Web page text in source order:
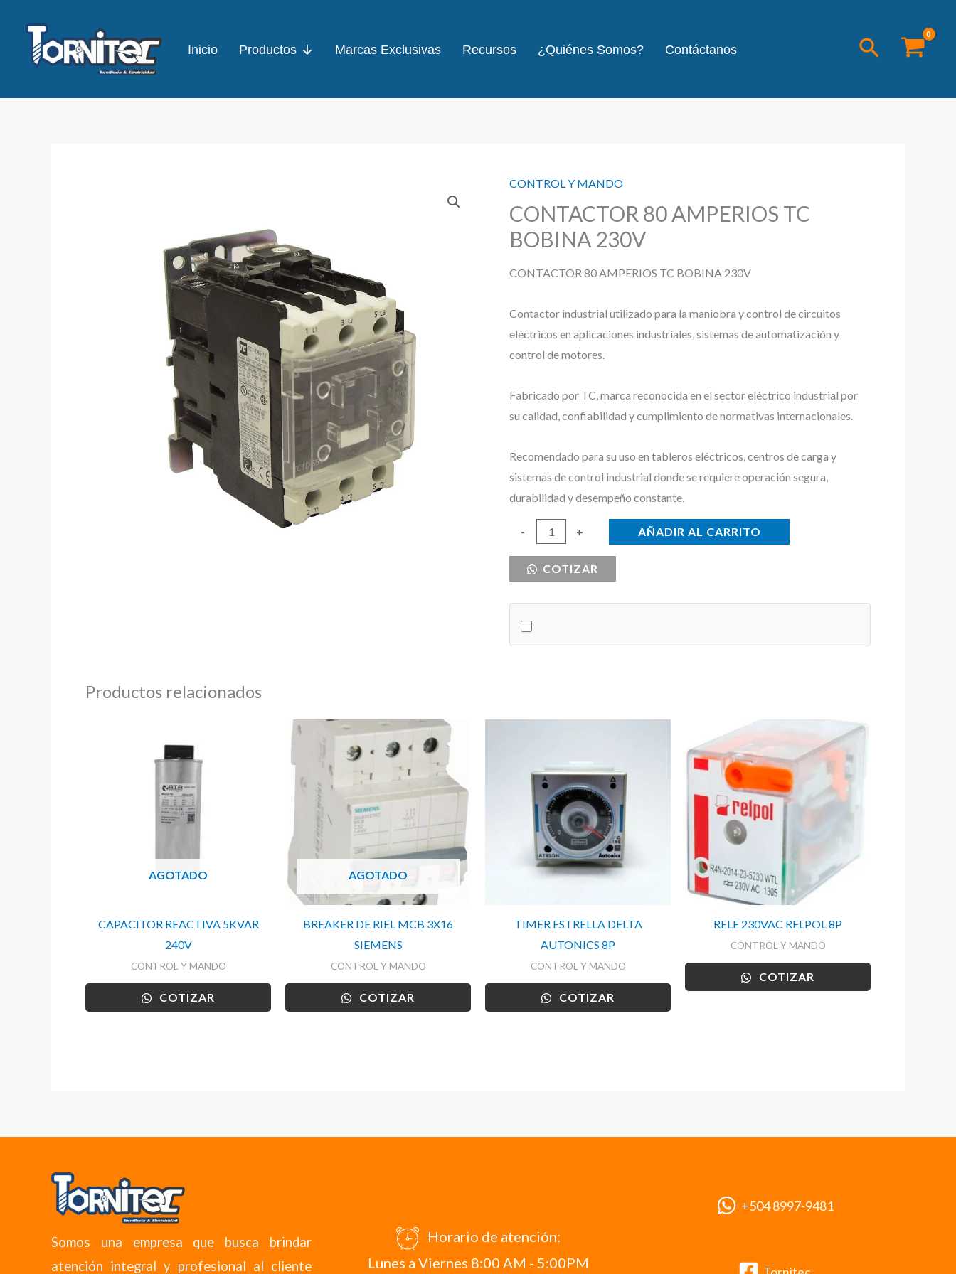
contenido
Inicio Productos Marcas Exclusivas Recursos ¿Quiénes Somos? Contáctanos Buscar
CONTROL Y MANDO
CONTACTOR 80 AMPERIOS TC
BOBINA 230V
CONTACTOR 80 AMPERIOS TC BOBINA 230V
Contactor industrial utilizado para la maniobra y control de circuitos
eléctricos en aplicaciones industriales, sistemas de automatización y
control de motores.
Fabricado por TC, marca reconocida en el sector eléctrico industrial por
su calidad, confiabilidad y cumplimiento de normativas internacionales.
Recomendado para su uso en tableros eléctricos, centros de carga y
sistemas de control industrial donde se requiere operación segura,
durabilidad y desempeño constante.
-
CONTACTOR
AMPERIOS
230V
+ AÑADIR AL CARRITO
COTIZAR
Productos relacionados
AGOTADO
CAPACITOR REACTIVA 5KVAR
240V
CONTROL Y MANDO
COTIZAR
AGOTADO
BREAKER DE RIEL MCB 3X16
SIEMENS
CONTROL Y MANDO
COTIZAR
TIMER ESTRELLA DELTA
AUTONICS 8P
CONTROL Y MANDO
COTIZAR
RELE 230VAC RELPOL 8P
CONTROL Y MANDO
COTIZAR
Somos una empresa que busca brindar
atención integral y profesional al cliente
Horario de atención:
Lunes a Viernes 8:00 AM - 5:00PM
+504 8997-9481